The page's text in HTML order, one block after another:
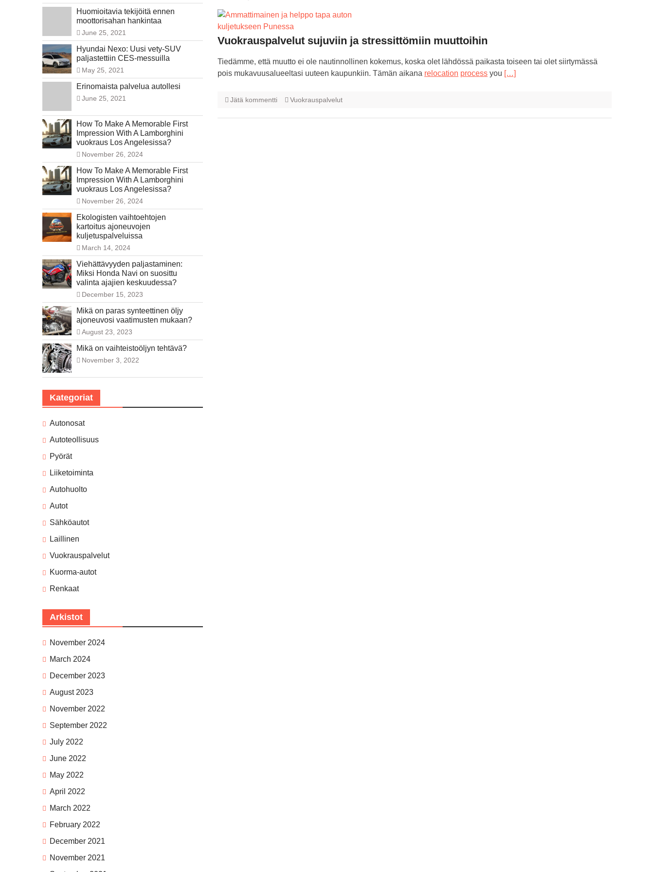
Vuokrauspalvelut sujuviin ja stressittömiin muuttoihin
Tiedämme, että muutto ei ole nautinnollinen kokemus, koska olet lähdössä paikasta toiseen tai olet siirtymässä
pois mukavuusalueeltasi uuteen kaupunkiin. Tämän aikana relocation process you […]
Jätä kommentti Vuokrauspalvelut
Huomioitavia tekijöitä ennen
moottorisahan hankintaa
June 25, 2021
Hyundai Nexo: Uusi vety-SUV
paljastettiin CES-messuilla
May 25, 2021
Erinomaista palvelua autollesi
June 25, 2021
How To Make A Memorable First
Impression With A Lamborghini
vuokraus Los Angelesissa?
November 26, 2024
How To Make A Memorable First
Impression With A Lamborghini
vuokraus Los Angelesissa?
November 26, 2024
Ekologisten vaihtoehtojen
kartoitus ajoneuvojen
kuljetuspalveluissa
March 14, 2024
Viehättävyyden paljastaminen:
Miksi Honda Navi on suosittu
valinta ajajien keskuudessa?
December 15, 2023
Mikä on paras synteettinen öljy
ajoneuvosi vaatimusten mukaan?
August 23, 2023
Mikä on vaihteistoöljyn tehtävä?
November 3, 2022
Kategoriat
Autonosat
Autoteollisuus
Pyörät
Liiketoiminta
Autohuolto
Autot
Sähköautot
Laillinen
Vuokrauspalvelut
Kuorma-autot
Renkaat
Arkistot
November 2024
March 2024
December 2023
August 2023
November 2022
September 2022
July 2022
June 2022
May 2022
April 2022
March 2022
February 2022
December 2021
November 2021